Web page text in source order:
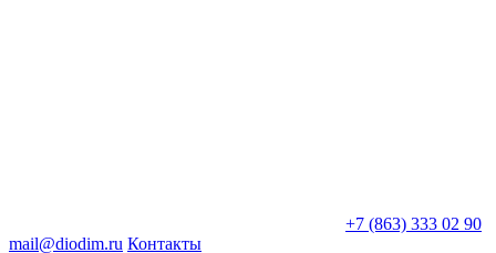
+7 (863) 333 02 90
mail@diodim.ru Контакты